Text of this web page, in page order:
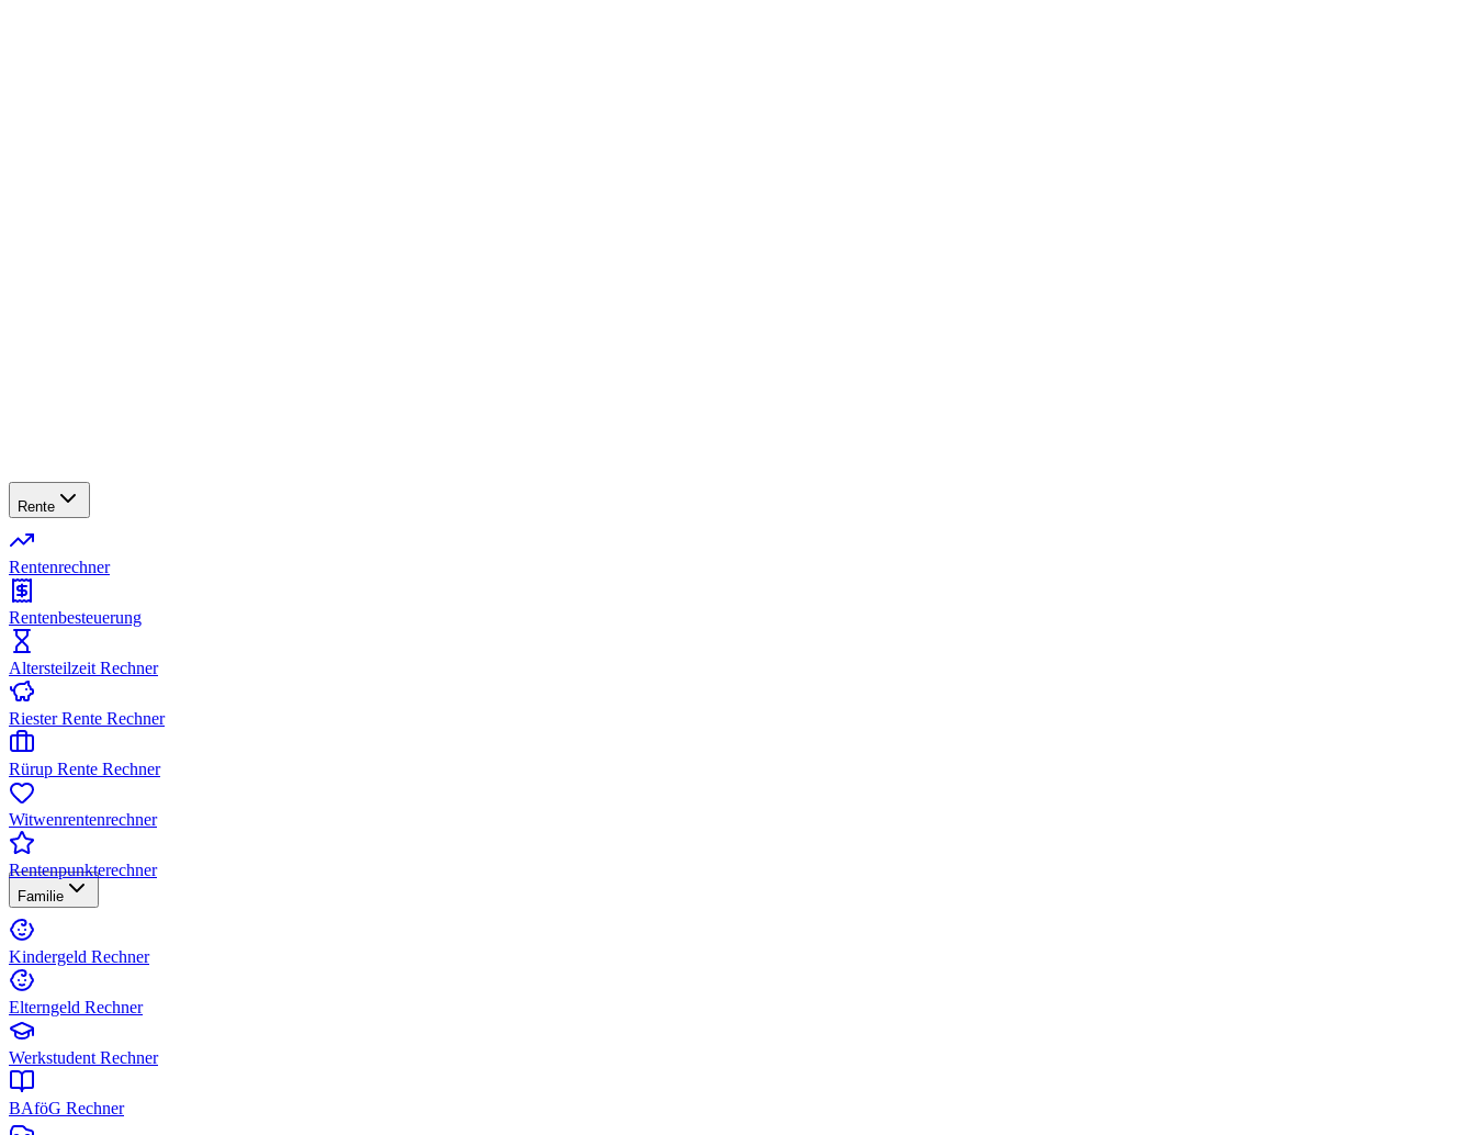
Rente
Rentenrechner
Rentenbesteuerung
Altersteilzeit Rechner
Riester Rente Rechner
Rürup Rente Rechner
Witwenrentenrechner
Rentenpunkterechner
Familie
Kindergeld Rechner
Elterngeld Rechner
Werkstudent Rechner
BAföG Rechner